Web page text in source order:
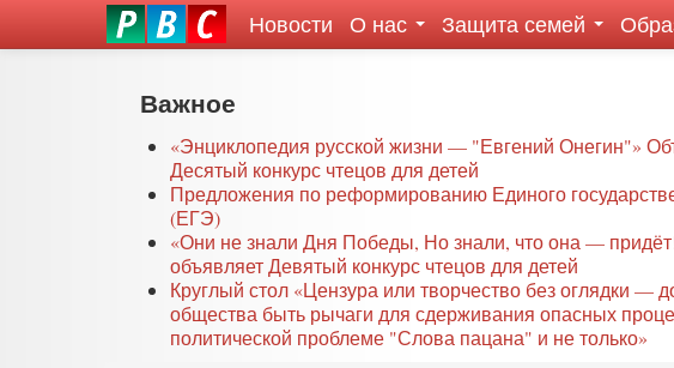
Новости О нас Защита семей
Важное
«Энциклопедия русской жизни — "Евгений Онегин"»
Десятый конкурс чтецов для детей
Предложения по реформированию Единого
(ЕГЭ)
«Они не знали Дня Победы, Но знали, что она —
объявляет Девятый конкурс чтецов для детей
Круглый стол «Цензура или творчество без оглядки —
общества быть рычаги для сдерживания опасных
политической проблеме "Слова пацана" и не только»